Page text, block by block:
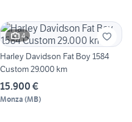
4
Harley Davidson Fat Boy 1584
Custom 29.000 km
15.900 €
Monza (MB)